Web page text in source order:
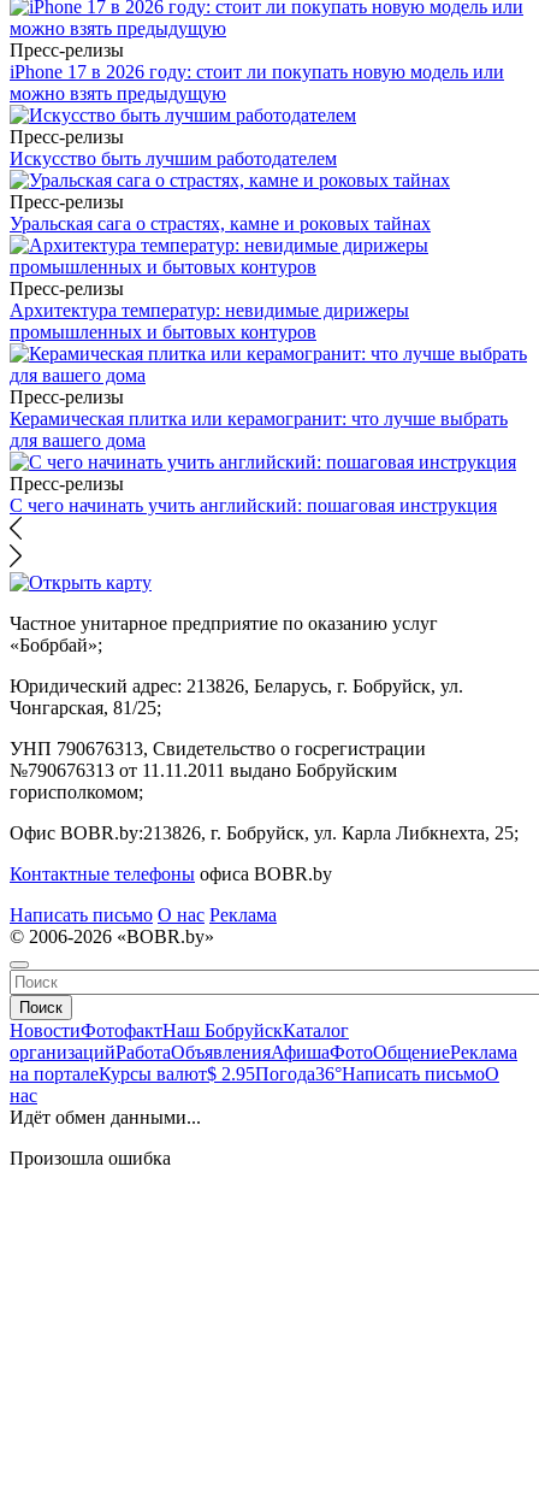
Пресс-релизы
iPhone 17 в 2026 году: стоит ли покупать новую модель или
можно взять предыдущую
Пресс-релизы
Искусство быть лучшим работодателем
Пресс-релизы
Уральская сага о страстях, камне и роковых тайнах
Пресс-релизы
Архитектура температур: невидимые дирижеры
промышленных и бытовых контуров
Пресс-релизы
Керамическая плитка или керамогранит: что лучше выбрать
для вашего дома
Пресс-релизы
С чего начинать учить английский: пошаговая инструкция
Частное унитарное предприятие по оказанию услуг
«Бобрбай»;
Юридический адрес: 213826, Беларусь, г. Бобруйск, ул.
Чонгарская, 81/25;
УНП 790676313, Свидетельство о госрегистрации
№790676313 от 11.11.2011 выдано Бобруйским
горисполкомом;
Офис BOBR.by:213826, г. Бобруйск, ул. Карла Либкнехта, 25;
Контактные телефоны офиса BOBR.by
Написать письмо О нас Реклама
© 2006-2026 «BOBR.by»
Поиск
НовостиФотофактНаш БобруйскКаталог
организацийРаботаОбъявленияАфишаФотоОбщениеРеклама
на порталеКурсы валют$ 2.95Погода36°Написать письмоО
нас
Идёт обмен данными...
Произошла ошибка